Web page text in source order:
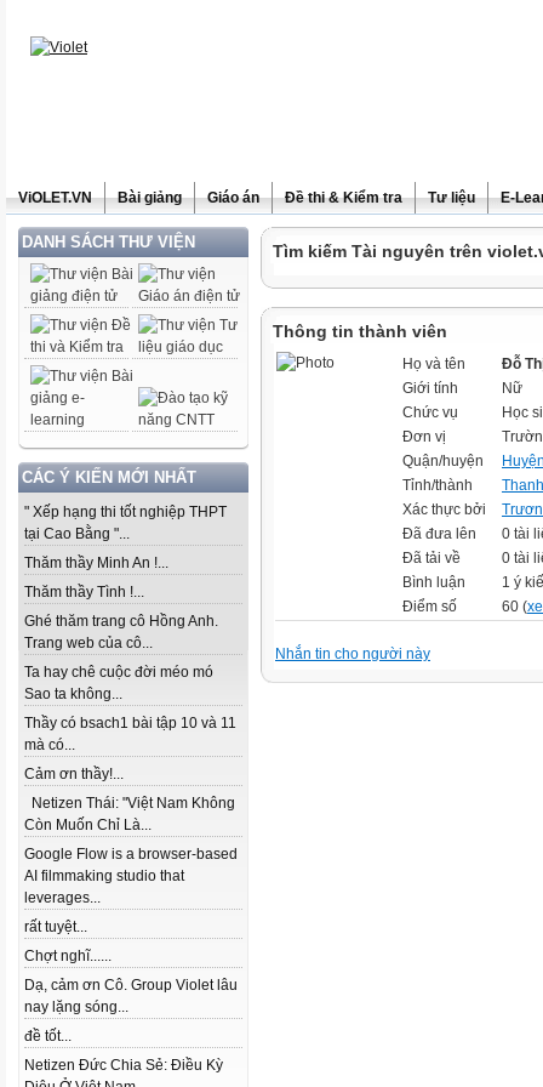
ViOLET.VN Bài giảng Giáo án Đề thi & Kiểm tra Tư liệu E-
DANH SÁCH THƯ VIỆN
CÁC Ý KIẾN MỚI NHẤT
" Xếp hạng thi tốt nghiệp THPT
tại Cao Bằng "...
Thăm thầy Minh An !...
Thăm thầy Tình !...
Ghé thăm trang cô Hồng Anh.
Trang web của cô...
Ta hay chê cuộc đời méo mó
Sao ta không...
Thầy có bsach1 bài tập 10 và 11
mà có...
Cảm ơn thầy!...
Netizen Thái: "Việt Nam Không
Còn Muốn Chỉ Là...
Google Flow is a browser-based
AI filmmaking studio that
leverages...
rất tuyệt...
Chợt nghĩ......
Dạ, cảm ơn Cô. Group Violet lâu
nay lặng sóng...
đề tốt...
Netizen Đức Chia Sẻ: Điều Kỳ
Tìm kiếm Tài nguyên trên
Thông tin thành viên
Họ và tên
Đỗ
Giới tính
Nữ
Chức vụ
Học
Đơn vị
Quận/huyện
Tỉnh/thành
Xác thực bởi
Đã đưa lên
0 tài
Đã tải về
0 tài
Bình luận
1 ý
Điểm số
60 (
Nhắn tin cho người này